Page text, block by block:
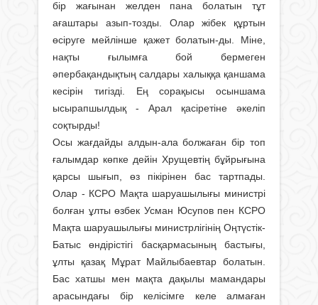
бір жағынан желден пана болатын тұт
ағаштары азып-тозды. Олар жібек құртын
өсіруге мейлінше қажет болатын-ды. Міне,
нақты ғылымға бой бермеген
әпербақандықтың салдары халыққа қаншама
кесірін тигізді. Ең сорақысы осыншама
ысырапшылдық - Арал қасіретіне әкеліп
соқтырды!
Осы жағдайды алдын-ала болжаған бір топ
ғалымдар көпке дейін Хрущевтің бұйрығына
қарсы шығып, өз пікірінен бас тартпады.
Олар - КСРО Мақта шаруашылығы министрі
болған ұлты өзбек Усман Юсупов пен КСРО
Мақта шаруашылығы министрлігінің Оңтүстік-
Батыс өндірістігі басқармасының бастығы,
ұлты қазақ Мұрат Майлыбаевтар болатын.
Бас хатшы мен мақта дақылы мамандары
арасындағы бір келісімге келе алмаған